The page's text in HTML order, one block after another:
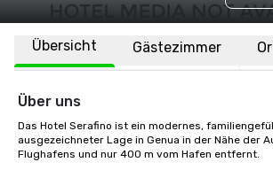
Übersicht Gästezimmer
Über uns
Das Hotel Serafino ist ein modernes,
ausgezeichneter Lage in Genua in der Nähe der
Flughafens und nur 400 m vom Hafen entfernt.